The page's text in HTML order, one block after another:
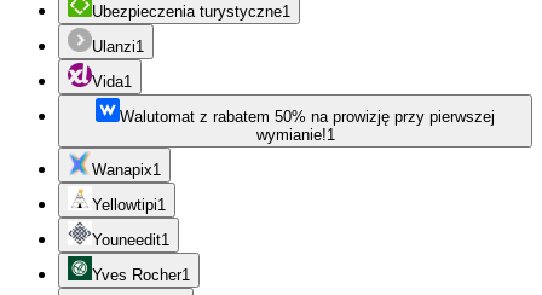
Ubezpieczenia turystyczne1
Ulanzi1
Vida1
Walutomat z rabatem 50% na prowizję przy pierwszej
wymianie!1
Wanapix1
Yellowtipi1
Youneedit1
Yves Rocher1